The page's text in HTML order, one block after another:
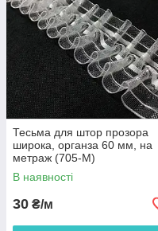
Тесьма для штор прозора
широка, органза 60 мм, на
метраж (705-М)
В наявності
30 ₴/м